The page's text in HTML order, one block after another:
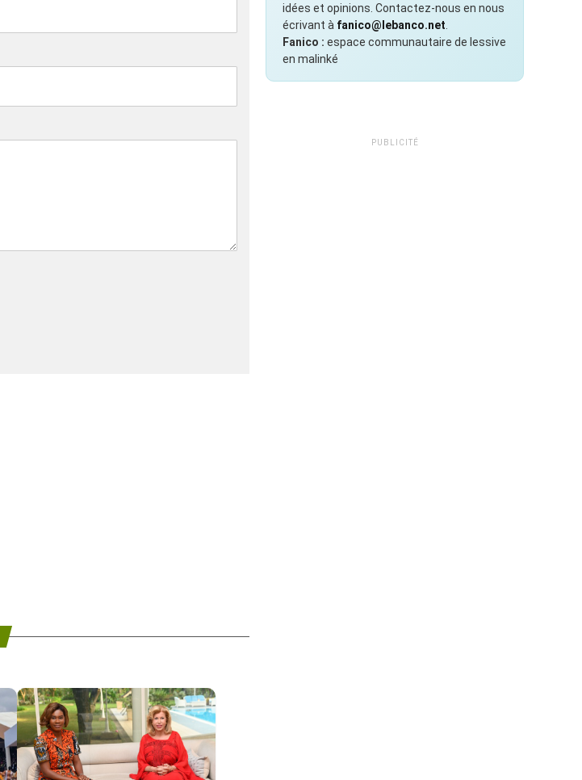
idées et opinions. Contactez-nous en nous
écrivant à fanico@lebanco.net
Fanico : espace communautaire de lessive
en malinké
PUBLICITÉ